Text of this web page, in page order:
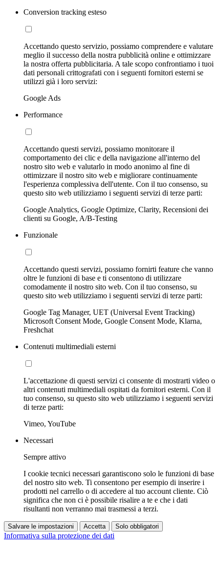
Conversion tracking esteso
Accettando questo servizio, possiamo comprendere e valutare
meglio il successo della nostra pubblicità online e ottimizzare
la nostra offerta pubblicitaria. A tale scopo confrontiamo i tuoi
dati personali crittografati con i seguenti fornitori esterni se
utilizzi già i loro servizi:
Google Ads
Performance
Accettando questi servizi, possiamo monitorare il
comportamento dei clic e della navigazione all'interno del
nostro sito web e valutarlo in modo anonimo al fine di
ottimizzare il nostro sito web e migliorare continuamente
l'esperienza complessiva dell'utente. Con il tuo consenso, su
questo sito web utilizziamo i seguenti servizi di terze parti:
Google Analytics, Google Optimize, Clarity, Recensioni dei
clienti su Google, A/B-Testing
Funzionale
Accettando questi servizi, possiamo fornirti feature che vanno
oltre le funzioni di base e ti consentono di utilizzare
comodamente il nostro sito web. Con il tuo consenso, su
questo sito web utilizziamo i seguenti servizi di terze parti:
Google Tag Manager, UET (Universal Event Tracking)
Microsoft Consent Mode, Google Consent Mode, Klarna,
Freshchat
Contenuti multimediali esterni
L'accettazione di questi servizi ci consente di mostrarti video o
altri contenuti multimediali ospitati da fornitori esterni. Con il
tuo consenso, su questo sito web utilizziamo i seguenti servizi
di terze parti:
Vimeo, YouTube
Necessari
Sempre attivo
I cookie tecnici necessari garantiscono solo le funzioni di base
del nostro sito web. Ti consentono per esempio di inserire i
prodotti nel carrello o di accedere al tuo account cliente. Ciò
significa che non ci è possibile risalire a te e che i dati
risultanti non verranno mai trasmessi a terzi.
Salvare le impostazioni Accetta Solo obbligatori
Informativa sulla protezione dei dati